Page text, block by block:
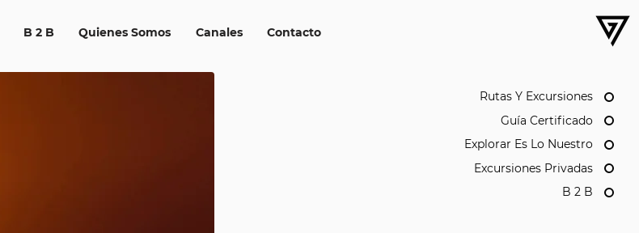
B 2 B Quienes Somos Canales Contacto
Rutas Y Excursiones
Guía Certificado
Explorar Es Lo Nuestro
Excursiones Privadas
B 2 B